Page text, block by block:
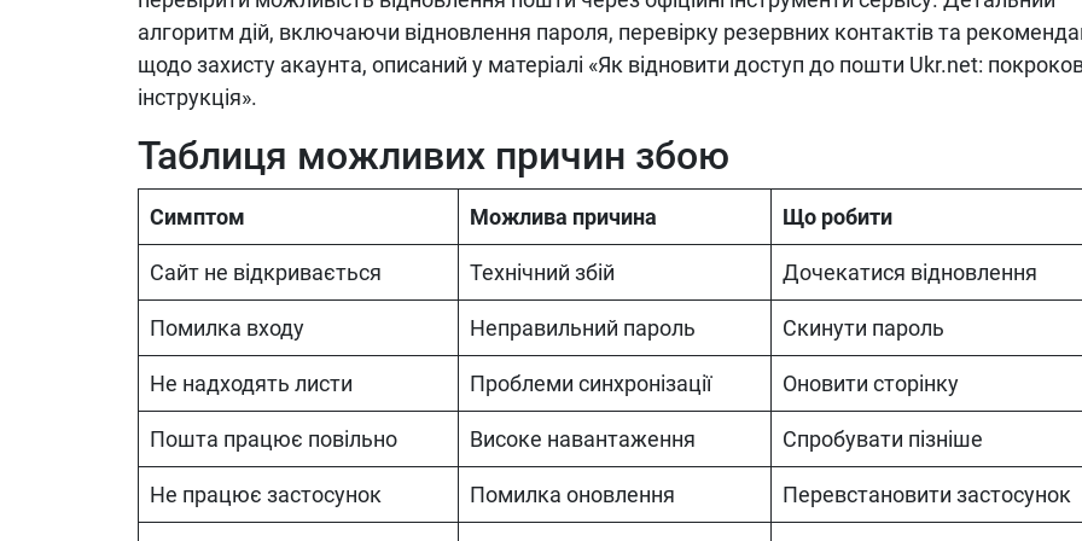
алгоритм дій, включаючи відновлення пароля, перевірку резервних контактів та
щодо захисту акаунта, описаний у матеріалі «Як відновити доступ до пошти Ukr.net:
інструкція».
Таблиця можливих причин збою
Симптом Можлива причина Що робити
Сайт не відкривається Технічний збій Дочекатися відновлення
Помилка входу Неправильний пароль Скинути пароль
Не надходять листи Проблеми синхронізації Оновити сторінку
Пошта працює повільно Високе навантаження Спробувати пізніше
Не працює застосунок Помилка оновлення Перевстановити застосунок